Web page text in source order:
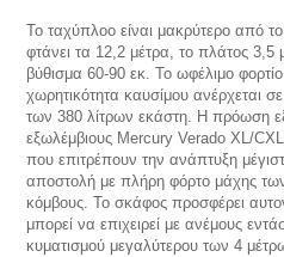
Το ταχύπλοο είναι μακρύτερο από
φτάνει τα 12,2 μέτρα, το πλάτος 3,5
βύθισμα 60-90 εκ. To ωφέλιμο
χωρητικότητα καυσίμου ανέρχεται
των 380 λίτρων εκάστη. Η πρόωση
εξωλέμβιους Mercury Verado XL/
που επιτρέπουν την ανάπτυξη
αποστολή με πλήρη φόρτο μάχης
κόμβους. Το σκάφος προσφέρει
μπορεί να επιχειρεί με ανέμους
κυματισμού μεγαλύτερου των 4